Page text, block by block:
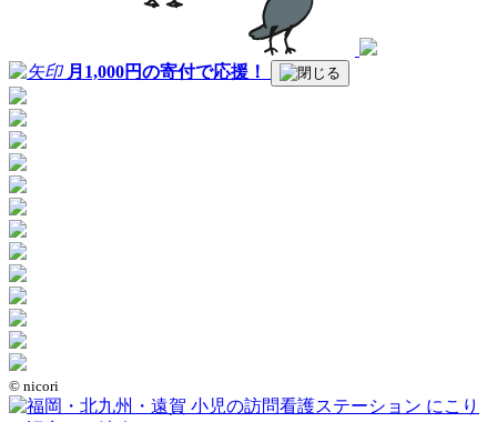
月1,000円の寄付で応援！
© nicori